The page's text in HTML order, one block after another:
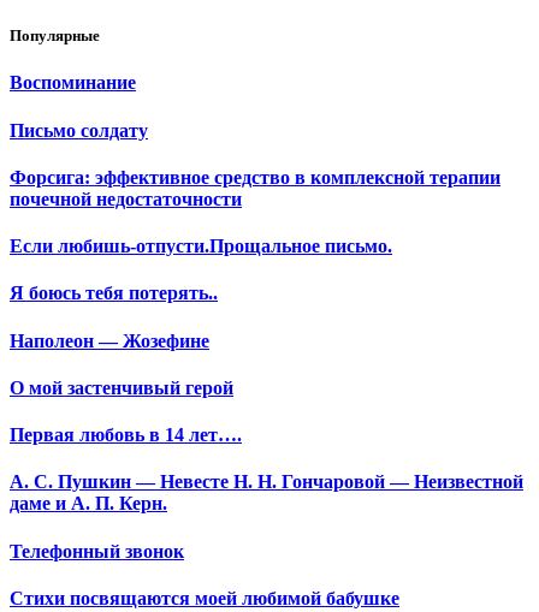
Популярные
Воспоминание
Письмо солдату
Форсига: эффективное средство в комплексной терапии
почечной недостаточности
Если любишь-отпусти.Прощальное письмо.
Я боюсь тебя потерять..
Наполеон — Жозефине
О мой застенчивый герой
Первая любовь в 14 лет….
А. С. Пушкин — Невесте Н. Н. Гончаровой — Неизвестной
даме и А. П. Керн.
Телефонный звонок
Стихи посвящаются моей любимой бабушке